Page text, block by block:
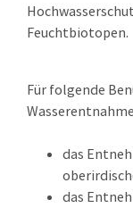
Feuchtbiotopen.
Für folgende
das
das